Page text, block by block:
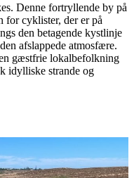
Denne fortryllende by på
for cyklister, der er på
den betagende kystlinje
afslappede atmosfære.
gæstfrie lokalbefolkning
idylliske strande og